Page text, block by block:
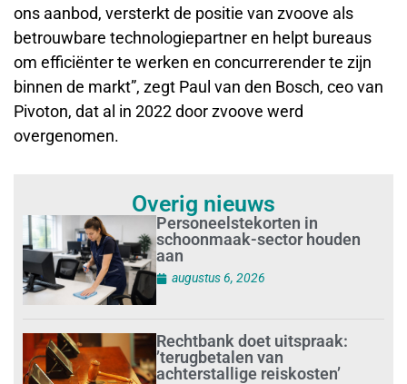
ons aanbod, versterkt de positie van zvoove als
betrouwbare technologiepartner en helpt bureaus
om efficiënter te werken en concurrerender te zijn
binnen de markt”, zegt Paul van den Bosch, ceo van
Pivoton, dat al in 2022 door zvoove werd
overgenomen.
Overig nieuws
Personeelstekorten in
schoonmaak-sector houden
aan
augustus 6, 2026
Rechtbank doet uitspraak:
’terugbetalen van
achterstallige reiskosten’